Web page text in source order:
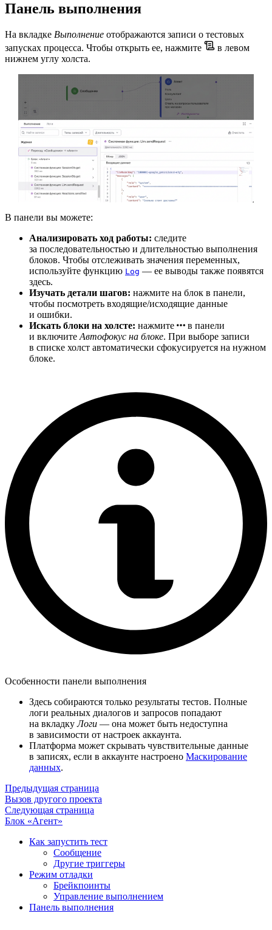
Панель выполнения
На вкладке Выполнение отображаются записи о тестовых
запусках процесса. Чтобы открыть ее, нажмите
в левом
нижнем углу холста.
В панели вы можете:
Анализировать ход работы: следите
за последовательностью и длительностью выполнения
блоков. Чтобы отслеживать значения переменных,
используйте функцию Log — ее выводы также появятся
здесь.
Изучать детали шагов: нажмите на блок в панели,
чтобы посмотреть входящие/исходящие данные
и ошибки.
Искать блоки на холсте: нажмите
в панели
и включите Автофокус на блоке. При выборе записи
в списке холст автоматически сфокусируется на нужном
блоке.
Особенности панели выполнения
Здесь собираются только результаты тестов. Полные
логи реальных диалогов и запросов попадают
на вкладкуЛоги — она может быть недоступна
в зависимости от настроек аккаунта.
Платформа может скрывать чувствительные данные
в записях, если в аккаунте настроено Маскирование
данных.
Предыдущая страница
Вызов другого проекта
Следующая страница
Блок «Агент»
Как запустить тест
Сообщение
Другие триггеры
Режим отладки
Брейкпоинты
Управление выполнением
Панель выполнения